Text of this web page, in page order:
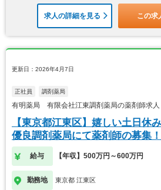
求人の詳細を見る この求
更新日：2026年4月7日
正社員 調剤薬局
有明薬局 有限会社江東調剤薬局の薬剤師求人
【東京都江東区】嬉しい土日休
優良調剤薬局にて薬剤師の募集！
給与 【年収】500万円～600万円
勤務地 東京都 江東区